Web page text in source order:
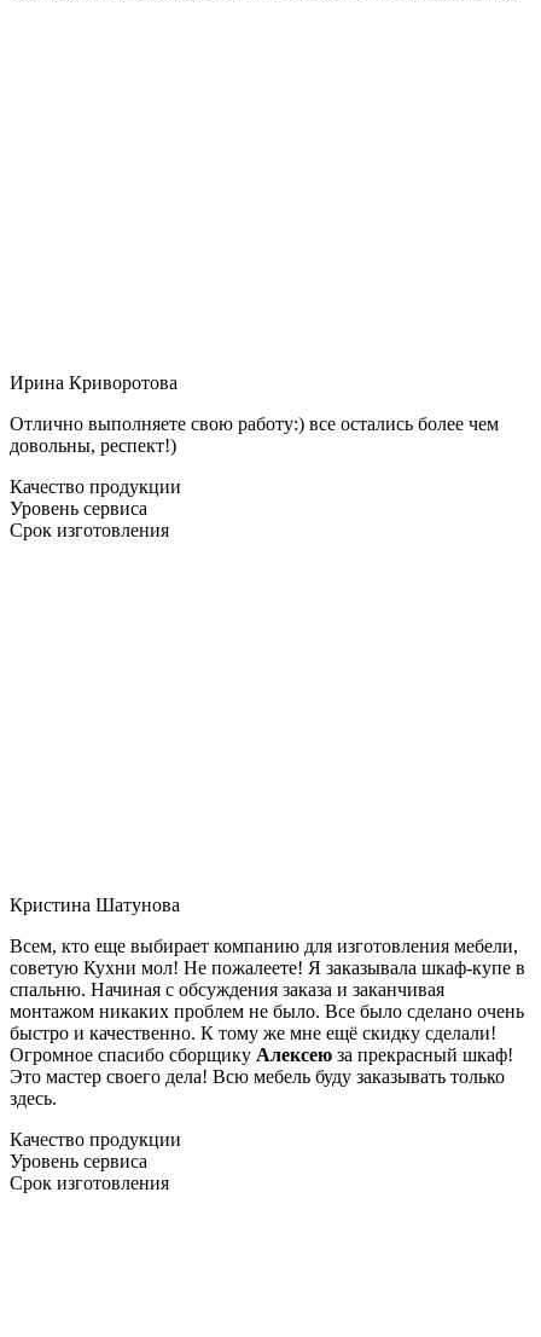
Ирина Криворотова
Отлично выполняете свою работу:) все остались более чем
довольны, респект!)
Качество продукции
Уровень сервиса
Срок изготовления
Кристина Шатунова
Всем, кто еще выбирает компанию для изготовления мебели,
советую Кухни мол! Не пожалеете! Я заказывала шкаф-купе в
спальню. Начиная с обсуждения заказа и заканчивая
монтажом никаких проблем не было. Все было сделано очень
быстро и качественно. К тому же мне ещё скидку сделали!
Огромное спасибо сборщику Алексею за прекрасный шкаф!
Это мастер своего дела! Всю мебель буду заказывать только
здесь.
Качество продукции
Уровень сервиса
Срок изготовления